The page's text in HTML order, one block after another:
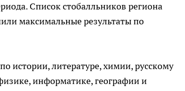
Список стобалльников региона
максимальные результаты по
истории, литературе, химии, русскому
информатике, географии и